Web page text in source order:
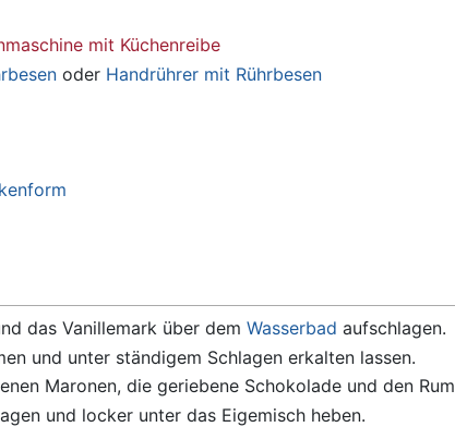
mit Küchenreibe
oder Handrührer mit Rührbesen
das Vanillemark über dem Wasserbad aufschlagen.
und unter ständigem Schlagen erkalten lassen.
Maronen, die geriebene Schokolade und den Rum
und locker unter das Eigemisch heben.